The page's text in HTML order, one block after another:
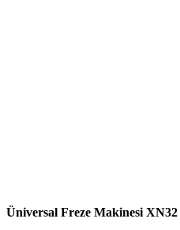
Üniversal Freze Makinesi XN32